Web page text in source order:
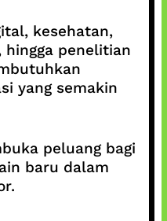
kesehatan,
penelitian
yang semakin
peluang bagi
baru dalam